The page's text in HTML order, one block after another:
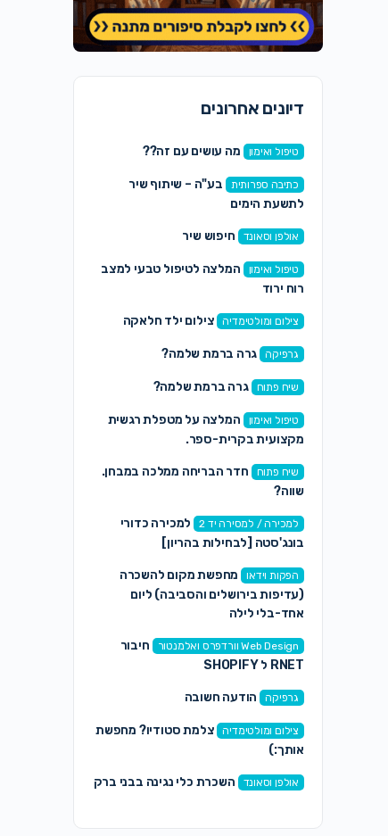
דיונים אחרונים
טיפול ואימון מה עושים עם זה??
כתיבה ספרותית
בע"ה – שיתוף שיר
לתשעת הימים
אולפן וסאונד חיפוש שיר
טיפול ואימון
המלצה לטיפול טבעי למצב
רוח ירוד
צילום ומולטימדיה צילום ילד חלאקה
גרפיקה גרה ברמת שלמה?
שיח פתוח גרה ברמת שלמה?
טיפול ואימון
המלצה על מטפלת רגשית
מקצועית בקרית-ספר.
שיח פתוח
חדר הבריחה ממלכה במבחן.
שווה?
למכירה / למסירה יד 2
למכירה כדורי
בונג'סטה [לבחילות בהריון]
הפקות וידאו
מחפשת מקום להשכרה
(עדיפות בירושלים והסביבה) ליום
אחד-בלי לילה
Web Design וורדפרס ואלמנטור
חיבור
RNET ל SHOPIFY
גרפיקה הודעה חשובה
צילום ומולטימדיה
צלמת סטודיו? מחפשת
אותך:)
אולפן וסאונד השכרת כלי נגינה בבני ברק